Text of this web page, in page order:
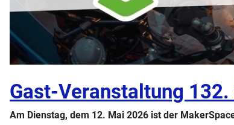
Gast-Veranstaltung
Am Dienstag, dem 12. Mai 2026 ist der